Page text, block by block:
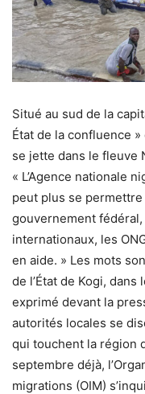
Situé au sud de la
État de la confluence
se jette dans le fleuve
« L’Agence nationale
peut plus se permettre
gouvernement
internationaux, les
en aide. » Les mots
de l’État de Kogi,
exprimé devant la
autorités locales se
qui touchent la région
septembre déjà,
migrations (OIM)